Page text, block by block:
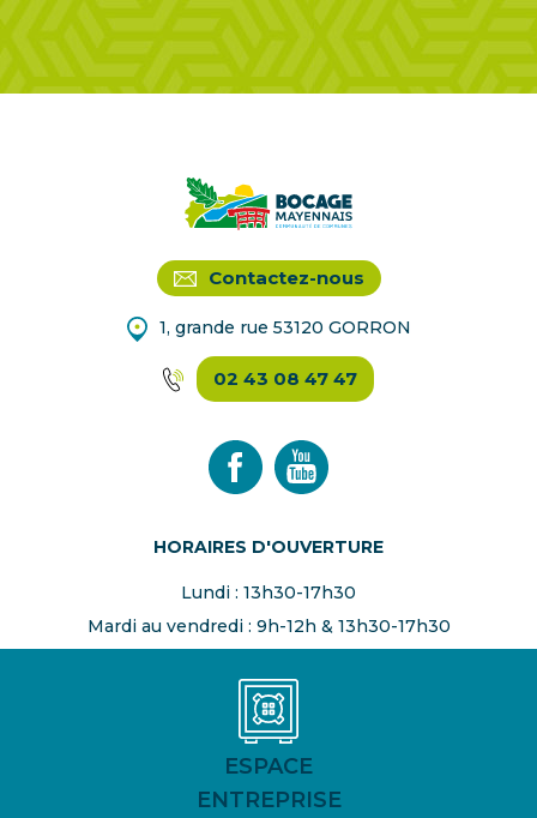
Contactez-nous
1, grande rue 53120 GORRON
02 43 08 47 47
HORAIRES D'OUVERTURE
Lundi : 13h30-17h30
Mardi au vendredi : 9h-12h & 13h30-17h30
ESPACE
ENTREPRISE